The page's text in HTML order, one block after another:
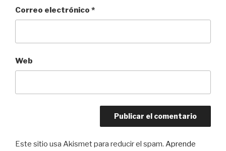
Correo electrónico *
Web
Este sitio usa Akismet para reducir el spam. Aprende